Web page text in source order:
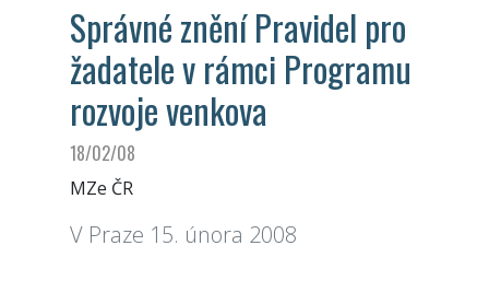
Správné znění Pravidel pro
žadatele v rámci Programu
rozvoje venkova
18/02/08
MZe ČR
V Praze 15. února 2008